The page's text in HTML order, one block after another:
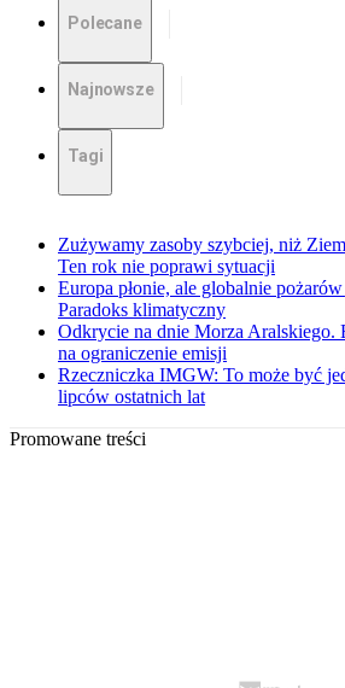
Polecane
Najnowsze
Tagi
Zużywamy zasoby szybciej, niż
Ten rok nie poprawi sytuacji
Europa płonie, ale globalnie
Paradoks klimatyczny
Odkrycie na dnie Morza Aralskiego.
na ograniczenie emisji
Rzeczniczka IMGW: To może być
lipców ostatnich lat
Promowane treści